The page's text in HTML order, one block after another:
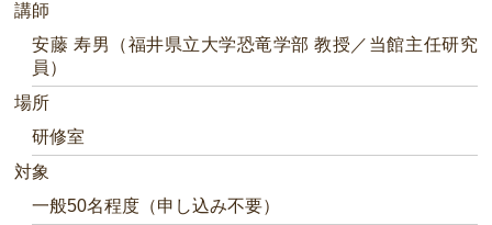
講師
安藤 寿男（福井県立大学恐竜学部 教授／当館主任研究
員）
場所
研修室
対象
一般50名程度（申し込み不要）